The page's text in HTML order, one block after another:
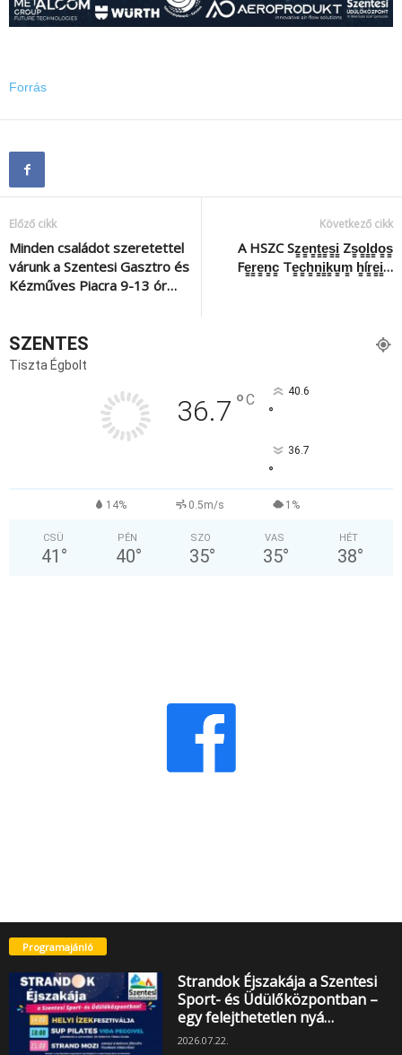
Forrás
Előző cikk
Minden családot szeretettel
várunk a Szentesi Gasztro és
Kézműves Piacra 9-13 ór…
Következő cikk
A HSZC Sz̳e̳n̳t̳e̳s̳i̳ Zs̳o̳l̳d̳o̳s̳
Fe̳r̳e̳n̳c̳ Te̳c̳h̳n̳i̳k̳u̳m̳ h̳ír̳e̳i̳…
SZENTES
Tiszta Égbolt
36.7 °C 40.6
°
36.7
°
14% 0.5m/s 1%
CSÜ
41 °
PÉN
40°
SZO
35°
VAS
35°
HÉT
38°
Programajánló
Strandok Éjszakája a Szentesi
Sport- és Üdülőközpontban –
egy felejthetetlen nyá…
2026.07.22.